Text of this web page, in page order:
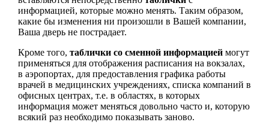
информацией, которые можно менять. Таким образом,
какие бы изменения ни произошли в Вашей компании,
Ваша дверь не пострадает.
Кроме того, таблички со сменной информациеймогут
применяться для отображения расписания на вокзалах,
в аэропортах, для предоставления графика работы
врачей в медицинских учреждениях, списка компаний в
офисных центрах, т.е. в областях, в которых
информация может меняться довольно часто и, которую
всякий раз необходимо показывать заново.